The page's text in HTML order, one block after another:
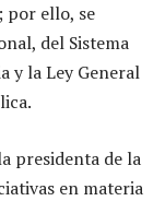
por ello, se
del Sistema
y la Ley General
presidenta de la
en materia